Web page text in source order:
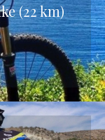
(22 km)